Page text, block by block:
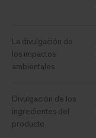
La divulgación de
los impactos
ambientales
Divulgación de los
ingredientes del
producto